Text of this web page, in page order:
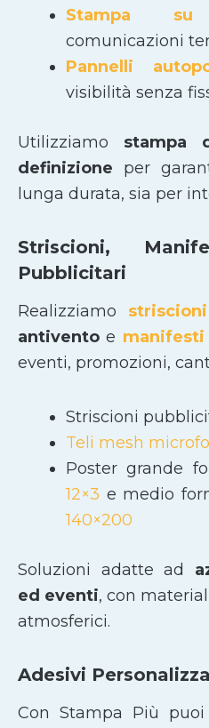
Stampa su
comunicazioni
Pannelli
visibilità senza
Utilizziamo stampa
definizione per
lunga durata, sia per
Striscioni,
Pubblicitari
Realizziamo striscioni
antivento e manifesti
eventi, promozioni,
Striscioni
Teli mesh
Poster grande
12×3 e medio
140×200
Soluzioni adatte ad
ed eventi, con
atmosferici.
Adesivi
Con Stampa Più puoi